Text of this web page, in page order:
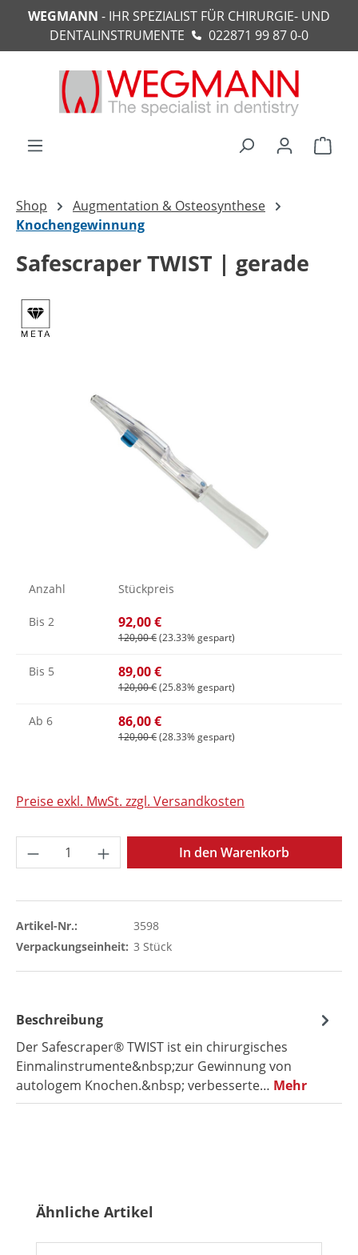
springen
WEGMANN - IHR SPEZIALIST FÜR CHIRURGIE- UND
DENTALINSTRUMENTE
022871 99 87 0-0
Shop
Augmentation & Osteosynthese
Knochengewinnung
Safescraper TWIST | gerade
Anzahl Stückpreis
Bis 2 92,00 €
120,00 €(23.33% gespart)
Bis 5 89,00 €
120,00 €(25.83% gespart)
Ab 6 86,00 €
120,00 €(28.33% gespart)
Preise exkl. MwSt. zzgl. Versandkosten
Produkt Anzahl: Gib den gewünschten
In den Warenkorb
Artikel-Nr.:
3598
Verpackungseinheit: 3 Stück
Beschreibung
Der Safescraper® TWIST ist ein chirurgisches
Einmalinstrumente&nbsp;zur Gewinnung von
autologem Knochen.&nbsp; verbesserte… Mehr
Produktgalerie überspringen
Ähnliche Artikel